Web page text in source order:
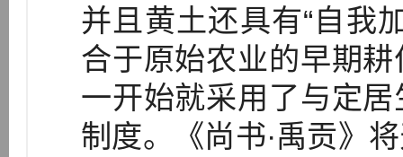
并且黄土还具有“自我
合于原始农业的早期
一开始就采用了与定
制度。《尚书·禹贡》